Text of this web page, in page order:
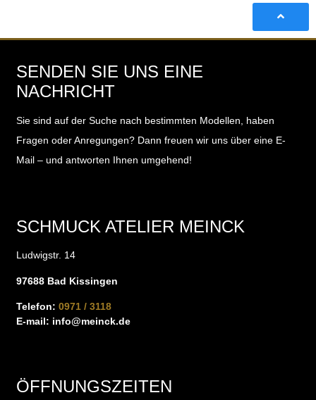
SENDEN SIE UNS EINE
NACHRICHT
Sie sind auf der Suche nach bestimmten Modellen, haben
Fragen oder Anregungen? Dann freuen wir uns über eine E-
Mail – und antworten Ihnen umgehend!
SCHMUCK ATELIER MEINCK
Ludwigstr. 14
97688 Bad Kissingen
Telefon: 0971 / 3118
E-mail: info@meinck.de
ÖFFNUNGSZEITEN